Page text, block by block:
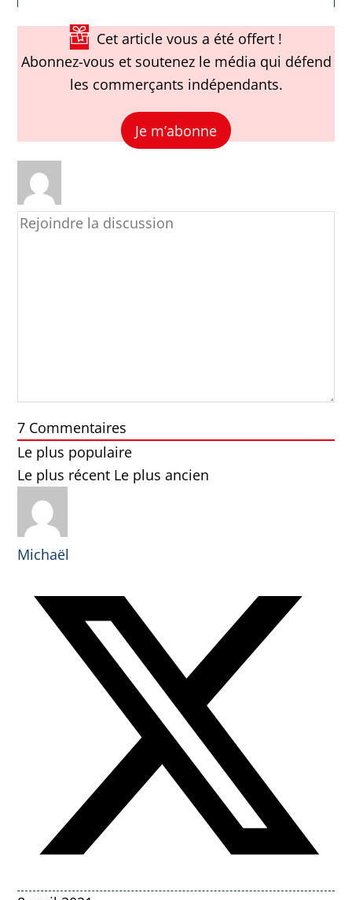
Cet article vous a été offert !
Abonnez-vous et soutenez le média qui défend
les commerçants indépendants.
Je m’abonne
7 Commentaires
Le plus populaire
Le plus récent Le plus ancien
Michaël